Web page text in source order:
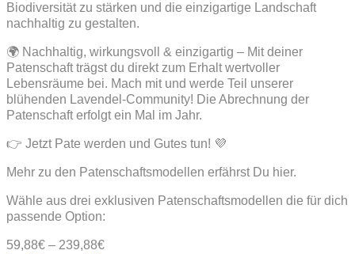
Biodiversität zu stärken und die einzigartige Landschaft
nachhaltig zu gestalten.
🌍 Nachhaltig, wirkungsvoll & einzigartig – Mit deiner
Patenschaft trägst du direkt zum Erhalt wertvoller
Lebensräume bei. Mach mit und werde Teil unserer
blühenden Lavendel-Community! Die Abrechnung der
Patenschaft erfolgt ein Mal im Jahr.
👉 Jetzt Pate werden und Gutes tun! 💜
Mehr zu den Patenschaftsmodellen erfährst Du hier.
Wähle aus drei exklusiven Patenschaftsmodellen die für dich
passende Option:
59,88€ – 239,88€